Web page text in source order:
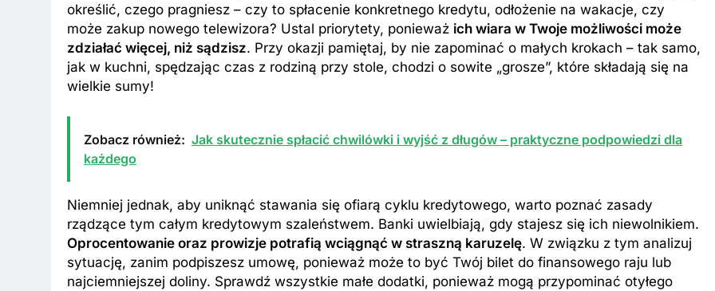
określić, czego pragniesz – czy to spłacenie konkretnego kredytu, odłożenie na wakacje, czy
może zakup nowego telewizora? Ustal priorytety, ponieważ ich wiara w Twoje możliwości może
zdziałać więcej, niż sądzisz. Przy okazji pamiętaj, by nie zapominać o małych krokach – tak samo,
jak w kuchni, spędzając czas z rodziną przy stole, chodzi o sowite „grosze”, które składają się na
wielkie sumy!
Zobacz również: Jak skutecznie spłacić chwilówki i wyjść z długów – praktyczne podpowiedzi dla
każdego
Niemniej jednak, aby uniknąć stawania się ofiarą cyklu kredytowego, warto poznać zasady
rządzące tym całym kredytowym szaleństwem. Banki uwielbiają, gdy stajesz się ich niewolnikiem.
Oprocentowanie oraz prowizje potrafią wciągnąć w straszną karuzelę. W związku z tym analizuj
sytuację, zanim podpiszesz umowę, ponieważ może to być Twój bilet do finansowego raju lub
najciemniejszej doliny. Sprawdź wszystkie małe dodatki, ponieważ mogą przypominać otyłego